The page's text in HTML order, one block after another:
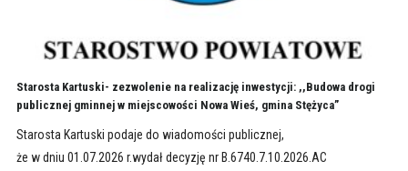
Starosta Kartuski- zezwolenie na realizację inwestycji: ,,Budowa drogi
publicznej gminnej w miejscowości Nowa Wieś, gmina Stężyca”
Starosta Kartuski podaje do wiadomości publicznej,
że w dniu 01.07.2026 r.wydał decyzję nr B.6740.7.10.2026.AC